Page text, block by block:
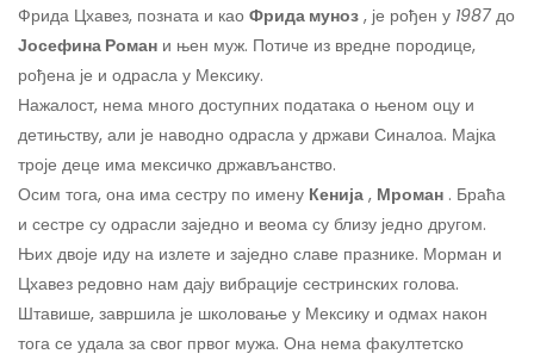
Фрида Цхавез, позната и као Фрида муноз , је рођен у 1987 до
Јосефина Роман и њен муж. Потиче из вредне породице,
рођена је и одрасла у Мексику.
Нажалост, нема много доступних података о њеном оцу и
детињству, али је наводно одрасла у држави Синалоа. Мајка
троје деце има мексичко држављанство.
Осим тога, она има сестру по имену Кенија , Мроман . Браћа
и сестре су одрасли заједно и веома су близу једно другом.
Њих двоје иду на излете и заједно славе празнике. Морман и
Цхавез редовно нам дају вибрације сестринских голова.
Штавише, завршила је школовање у Мексику и одмах након
тога се удала за свог првог мужа. Она нема факултетско